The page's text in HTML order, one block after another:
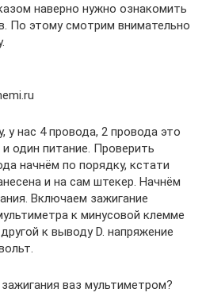
наверно нужно ознакомить
По этому смотрим внимательно
у нас 4 провода, 2 провода это
один питание. Проверить
начнём по порядку, кстати
и на сам штекер. Начнём
Включаем зажигание
к минусовой клемме
к выводу D. напряжение
ваз мультиметром?